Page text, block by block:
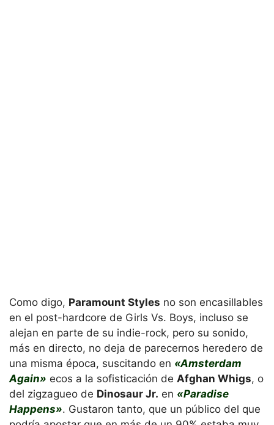
Como digo, Paramount Styles no son encasillables
en el post-hardcore de Girls Vs. Boys, incluso se
alejan en parte de su indie-rock, pero su sonido,
más en directo, no deja de parecernos heredero de
una misma época, suscitando en «Amsterdam
Again» ecos a la sofisticación de Afghan Whigs, o
del zigzagueo de Dinosaur Jr. en «Paradise
Happens». Gustaron tanto, que un público del que